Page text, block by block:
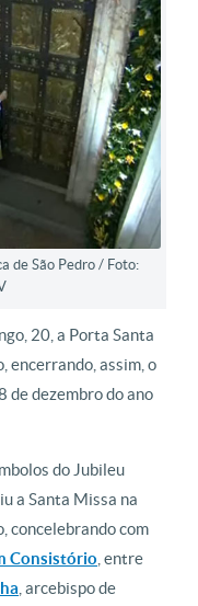
de São Pedro / Foto:
20, a Porta Santa
encerrando, assim, o
de dezembro do ano
do Jubileu
a Santa Missa na
concelebrando com
Consistório , entre
, arcebispo de